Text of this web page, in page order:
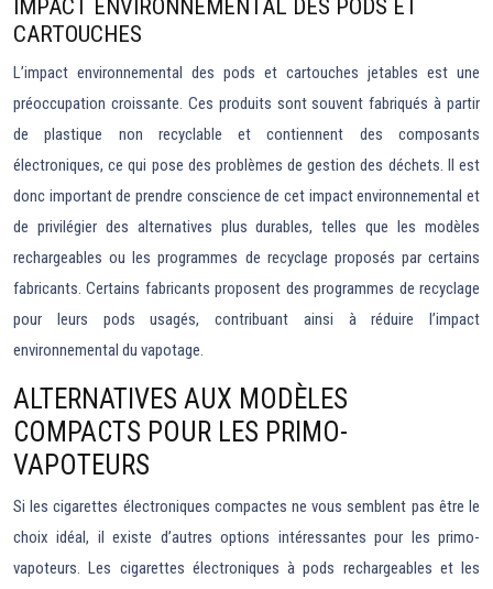
IMPACT ENVIRONNEMENTAL DES PODS ET
CARTOUCHES
L’impact environnemental des pods et cartouches jetables est une
préoccupation croissante. Ces produits sont souvent fabriqués à partir
de plastique non recyclable et contiennent des composants
électroniques, ce qui pose des problèmes de gestion des déchets. Il est
donc important de prendre conscience de cet impact environnemental et
de privilégier des alternatives plus durables, telles que les modèles
rechargeables ou les programmes de recyclage proposés par certains
fabricants. Certains fabricants proposent des programmes de recyclage
pour leurs pods usagés, contribuant ainsi à réduire l’impact
environnemental du vapotage.
ALTERNATIVES AUX MODÈLES
COMPACTS POUR LES PRIMO-
VAPOTEURS
Si les cigarettes électroniques compactes ne vous semblent pas être le
choix idéal, il existe d’autres options intéressantes pour les primo-
vapoteurs. Les cigarettes électroniques à pods rechargeables et les